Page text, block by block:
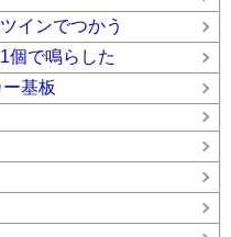
インでつかう
で鳴らした
基板